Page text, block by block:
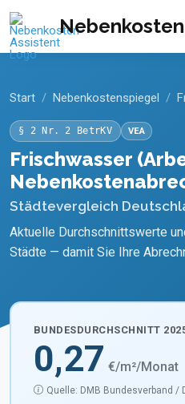
Start Nebenkostenspiegel
§ 2 Nr. 2 BetrKV VEA
Frischwasser
Städtevergleich
Aktuelle Durchschnittswerte
Städte — damit Sie Ihre
BUNDESDURCHSCHNITT
0,27 €/m²/Monat
Quelle: DMB Bundesverband /